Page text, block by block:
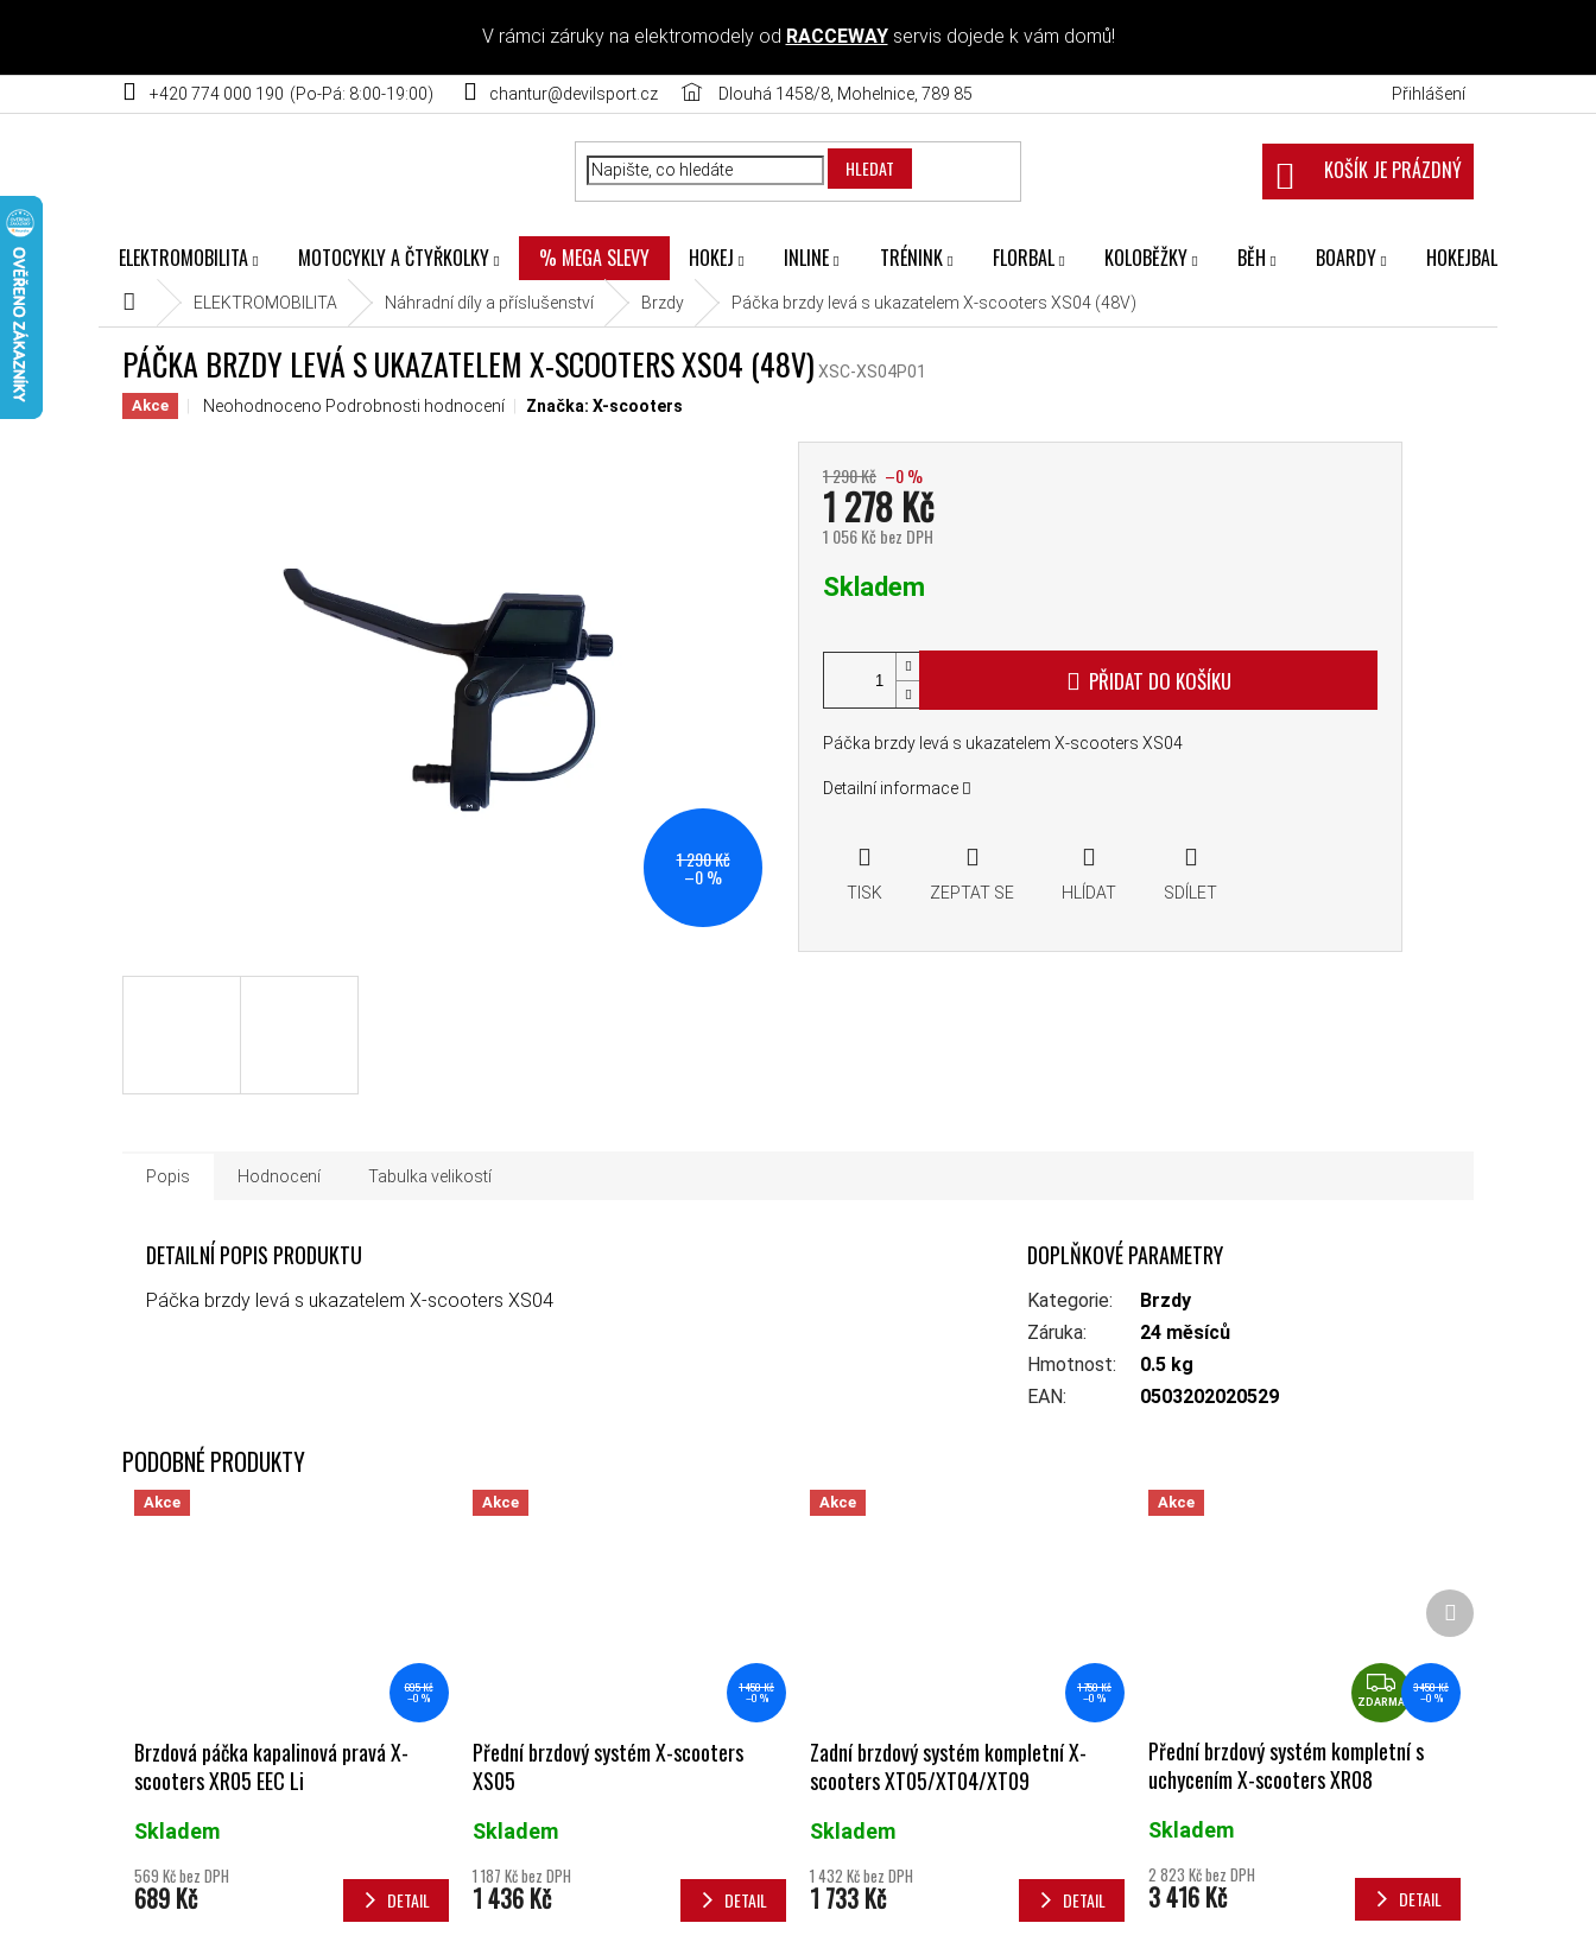
V rámci záruky na elektromodely od RACCEWAYservis dojede k vám domů!
+420 774 000 190 chantur@devilsport.cz Dlouhá 1458/8, Mohelnice, 789 85 Přihlášení
HLEDAT NÁKUPNÍ KOŠÍK
ELEKTROMOBILITA MOTOCYKLY A ČTYŘKOLKY % MEGA SLEVY HOKEJ INLINE TRÉNINK FLORBAL KOLOBĚŽKY BĚH BOARDY HOKEJBAL
Domů ELEKTROMOBILITA Náhradní díly a příslušenství Brzdy Páčka brzdy levá s ukazatelem X-scooters XS04 (48V)
PÁČKA BRZDY LEVÁ S UKAZATELEM X-SCOOTERS XS04 (48V) XSC-XS04P01
Akce Průměrné hodnocení produktu je 0,0 z 5 hvězdiček.
Neohodnoceno Podrobnosti hodnocení Značka: X-scooters
1 290 Kč
–0 %
1 290 Kč –0 %
1 278 Kč
1 056 Kč bez DPH
Skladem
PŘIDAT DO KOŠÍKU
Páčka brzdy levá s ukazatelem X-scooters XS04
Detailní informace
TISK ZEPTAT SE HLÍDAT SDÍLET
Popis Hodnocení Tabulka velikostí
DETAILNÍ POPIS PRODUKTU
Páčka brzdy levá s ukazatelem X-scooters XS04
DOPLŇKOVÉ PARAMETRY
Kategorie:
Brzdy
Záruka:
24 měsíců
Hmotnost:
0.5 kg
EAN: 0503202020529
Akce
695 Kč
–0 %
Brzdová páčka kapalinová pravá X-
scooters XR05 EEC Li
Skladem
569 Kč bez DPH
689 Kč DETAIL
Akce
1 450 Kč
–0 %
Přední brzdový systém X-scooters
XS05
Skladem
1 187 Kč bez DPH
1 436 Kč DETAIL
Akce
1 750 Kč
–0 %
Zadní brzdový systém kompletní X-
scooters XT05/XT04/XT09
Skladem
1 432 Kč bez DPH
1 733 Kč DETAIL
Akce
ZDARMA
ZDARMA
3 450 Kč
–0 %
Přední brzdový systém kompletní s
uchycením X-scooters XR08
Skladem
2 823 Kč bez DPH
3 416 Kč DETAIL
Další produkt